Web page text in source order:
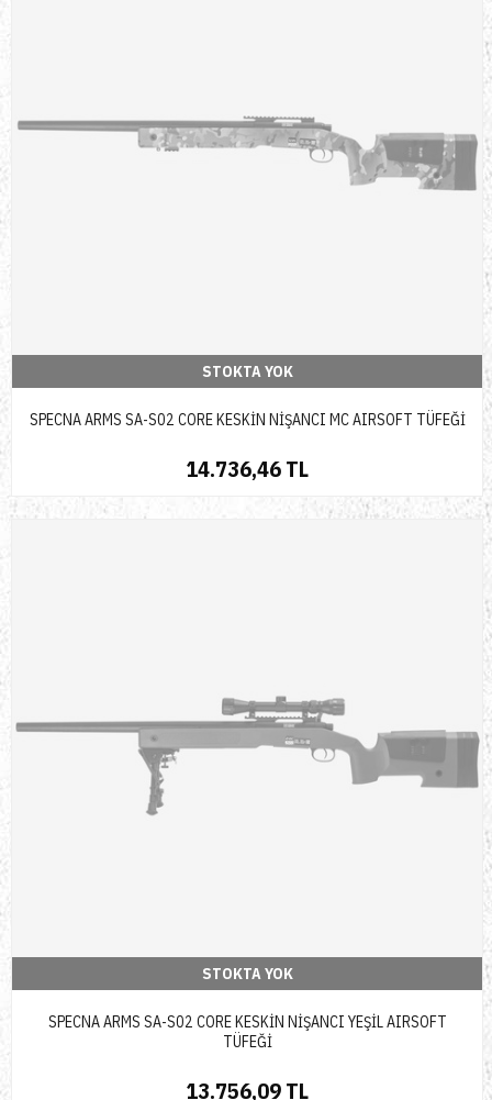
STOKTA YOK
SPECNA ARMS SA-S02 CORE KESKİN NİŞANCI MC AIRSOFT TÜFEĞİ
14.736,46 TL
STOKTA YOK
SPECNA ARMS SA-S02 CORE KESKİN NİŞANCI YEŞİL AIRSOFT
TÜFEĞİ
13.756,09 TL